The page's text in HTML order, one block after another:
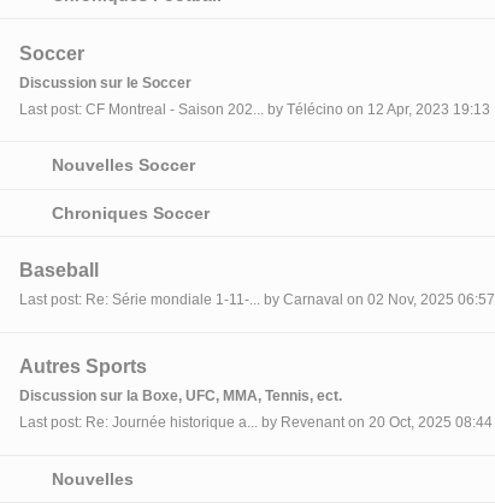
Soccer
Discussion sur le Soccer
Last post: CF Montreal - Saison 202... by Télécino on 12 Apr, 2023 19:13
Nouvelles Soccer
Chroniques Soccer
Baseball
Last post: Re: Série mondiale 1-11-... by Carnaval on 02 Nov, 2025 06:57
Autres Sports
Discussion sur la Boxe, UFC, MMA, Tennis, ect.
Last post: Re: Journée historique a... by Revenant on 20 Oct, 2025 08:44
Nouvelles